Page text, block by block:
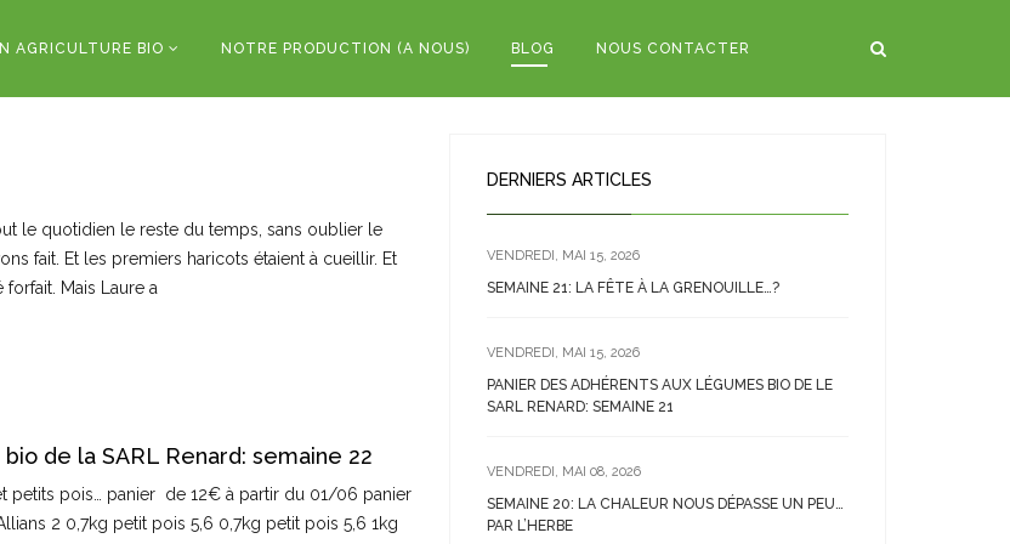
AGRICULTURE BIO NOTRE PRODUCTION (A NOUS) BLOG NOUS CONTACTER
le quotidien le reste du temps, sans oublier le
fait. Et les premiers haricots étaient à cueillir. Et
Mais Laure a
de la SARL Renard: semaine 22
petits pois… panier de 12€ à partir du 01/06 panier
2 0,7kg petit pois 5,6 0,7kg petit pois 5,6 1kg
DERNIERS ARTICLES
VENDREDI, MAI 15, 2026
SEMAINE 21: LA FÊTE À LA GRENOUILLE…?
VENDREDI, MAI 15, 2026
PANIER DES ADHÉRENTS AUX LÉGUMES BIO DE LE
SARL RENARD: SEMAINE 21
VENDREDI, MAI 08, 2026
SEMAINE 20: LA CHALEUR NOUS DÉPASSE UN PEU…
PAR L’HERBE